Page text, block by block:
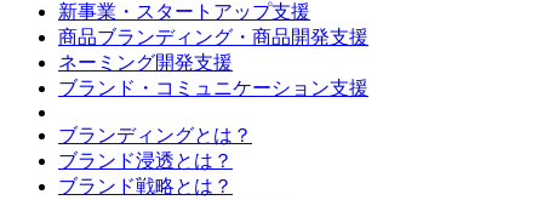
新事業・スタートアップ支援
商品ブランディング・商品開発支援
ネーミング開発支援
ブランド・コミュニケーション支援
ブランディングとは？
ブランド浸透とは？
ブランド戦略とは？